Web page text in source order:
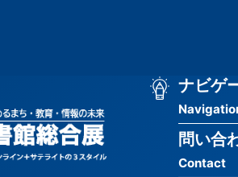
メ ナビゲ
問い合
Contact